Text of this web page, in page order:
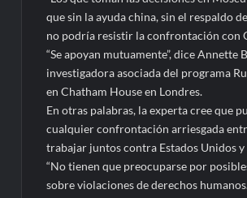
que sin la ayuda china, sin el respaldo
no podría resistir la confrontación con
“Se apoyan mutuamente”, dice Annette
investigadora asociada del programa
en Chatham House en Londres.
En otras palabras, la experta cree que
cualquier confrontación arriesgada
trabajar juntos contra Estados Unidos y
“No tienen que preocuparse por
sobre violaciones de derechos